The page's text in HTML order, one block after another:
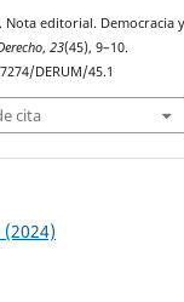
Nota editorial. Democracia y
,23(45), 9–10.
DERUM/45.1
cita